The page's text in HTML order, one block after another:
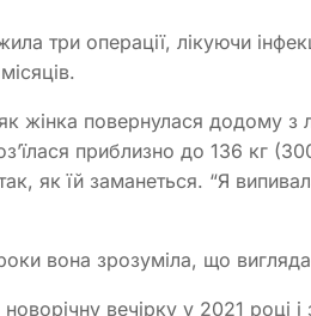
три операції, лікуючи
жінка повернулася додому з
приблизно до 136 кг
як їй заманеться. “Я
вона зрозуміла, що
вечірку у 2021 році